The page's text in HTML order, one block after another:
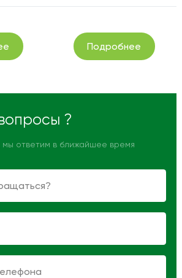
Подробнее
?
мы ответим в ближайшее время